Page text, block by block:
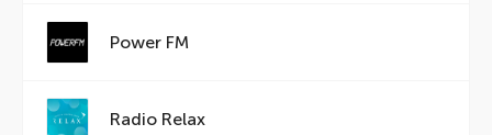
Power FM
Radio Relax